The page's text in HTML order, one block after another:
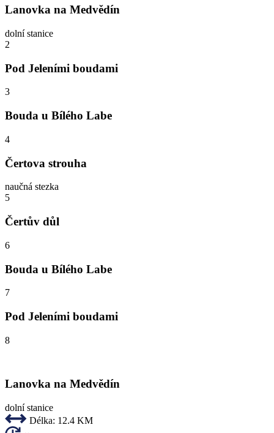
Lanovka na Medvědín
dolní stanice
2
Pod Jeleními boudami
3
Bouda u Bílého Labe
4
Čertova strouha
naučná stezka
5
Čertův důl
6
Bouda u Bílého Labe
7
Pod Jeleními boudami
8
Lanovka na Medvědín
dolní stanice
Délka: 12.4 KM